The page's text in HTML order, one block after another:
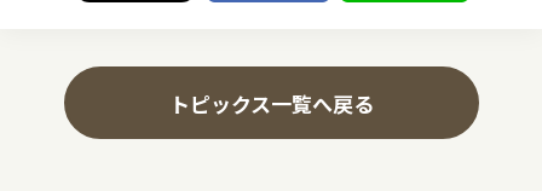
トピックス一覧へ戻る